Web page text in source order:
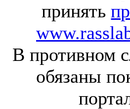
принять
В противном
обязаны